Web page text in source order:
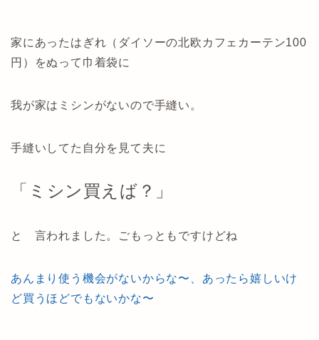
家にあったはぎれ（ダイソーの北欧カフェカーテン100
円）をぬって巾着袋に
我が家はミシンがないので手縫い。
手縫いしてた自分を見て夫に
「ミシン買えば？」
と 言われました。ごもっともですけどね
あんまり使う機会がないからな〜、あったら嬉しいけ
ど買うほどでもないかな〜